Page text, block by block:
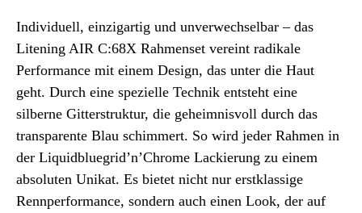
Individuell, einzigartig und unverwechselbar – das
Litening AIR C:68X Rahmenset vereint radikale
Performance mit einem Design, das unter die Haut
geht. Durch eine spezielle Technik entsteht eine
silberne Gitterstruktur, die geheimnisvoll durch das
transparente Blau schimmert. So wird jeder Rahmen in
der Liquidbluegrid’n’Chrome Lackierung zu einem
absoluten Unikat. Es bietet nicht nur erstklassige
Rennperformance, sondern auch einen Look, der auf